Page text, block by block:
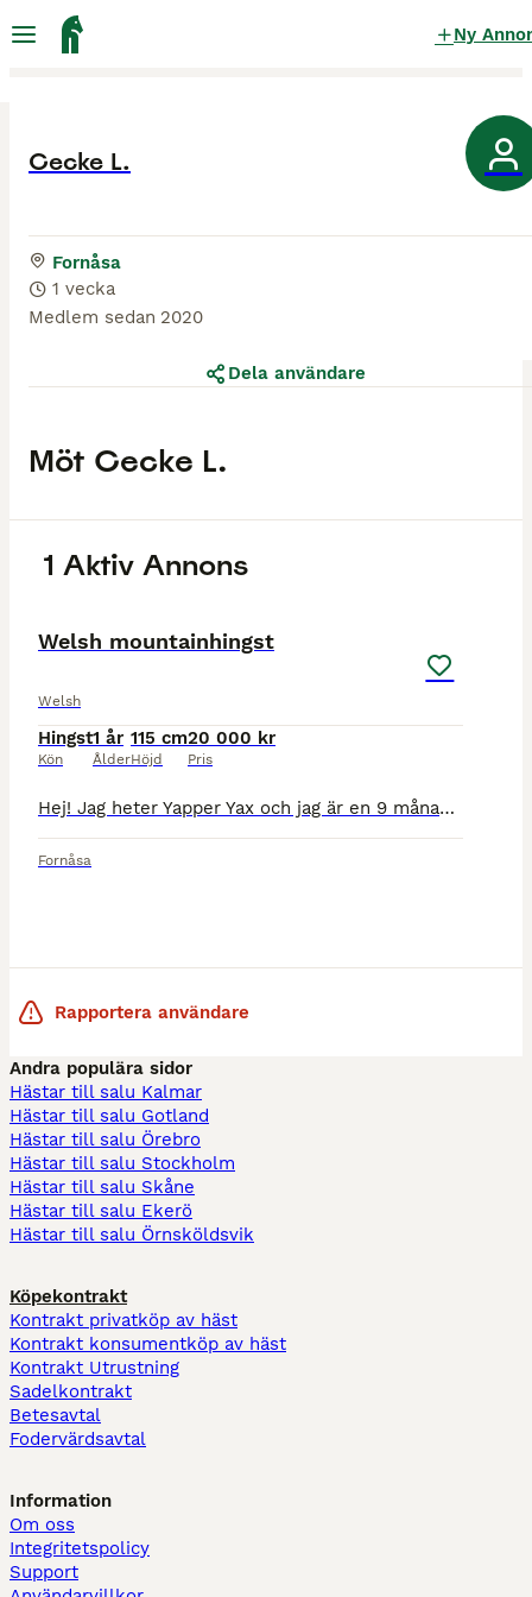
Ny
Cecke L.
Fornåsa
1 vecka
Medlem sedan 2020
Möt Cecke L.
Dela användare
1 Aktiv Annons
Welsh mountainhingst
Welsh
Hingst
Kön
1 år
Ålder
115 cm
Höjd
20 000 kr
Pris
Hej! Jag heter Yapper Yax och jag är en 9 månader gammal welsh mountainkille. Jag skulle vilja ha någon att leka med för här där jag bor finns det bara tråktanter. Jag är glad och nyfiken på det mest
Fornåsa
Rapportera användare
Andra populära sidor
Hästar till salu Kalmar
Hästar till salu Gotland
Hästar till salu Örebro
Hästar till salu Stockholm
Hästar till salu Skåne
Hästar till salu Ekerö
Hästar till salu Örnsköldsvik
Köpekontrakt
Kontrakt privatköp av häst
Kontrakt konsumentköp av häst
Kontrakt Utrustning
Sadelkontrakt
Betesavtal
Fodervärdsavtal
Information
Om oss
Integritetspolicy
Support